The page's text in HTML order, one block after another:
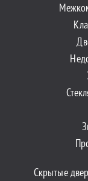
Скрытые